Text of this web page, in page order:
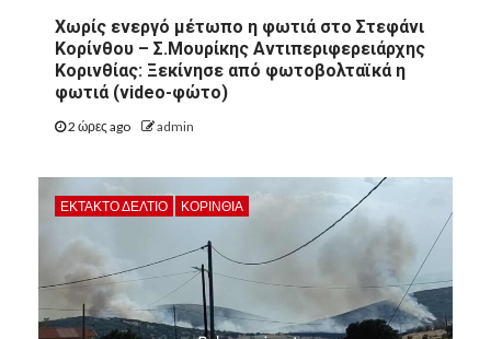
Χωρίς ενεργό μέτωπο η φωτιά στο Στεφάνι
Κορίνθου – Σ.Μουρίκης Αντιπεριφερειάρχης
Κορινθίας: Ξεκίνησε από φωτοβολταϊκά η
φωτιά (video-φώτο)
2 ώρες ago admin
ΕΚΤΑΚΤΟ ΔΕΛΤΙΟ ΚΟΡΙΝΘΊΑ